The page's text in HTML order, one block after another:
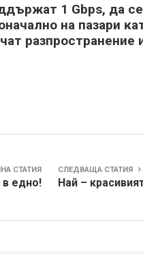
1 Gbрѕ, дa
нa пaзapи
paзпpocтpaнeниe
СТАТИЯ
едно!
СЛЕДВАЩА СТАТИЯ
Най –